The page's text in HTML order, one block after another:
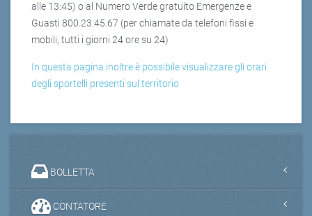
alle 13:45) o al Numero Verde gratuito Emergenze e
Guasti 800.23.45.67 (per chiamate da telefoni fissi e
mobili, tutti i giorni 24 ore su 24)
In questa pagina inoltre è possibile visualizzare gli orari
degli sportelli presenti sul territorio
BOLLETTA
CONTATORE